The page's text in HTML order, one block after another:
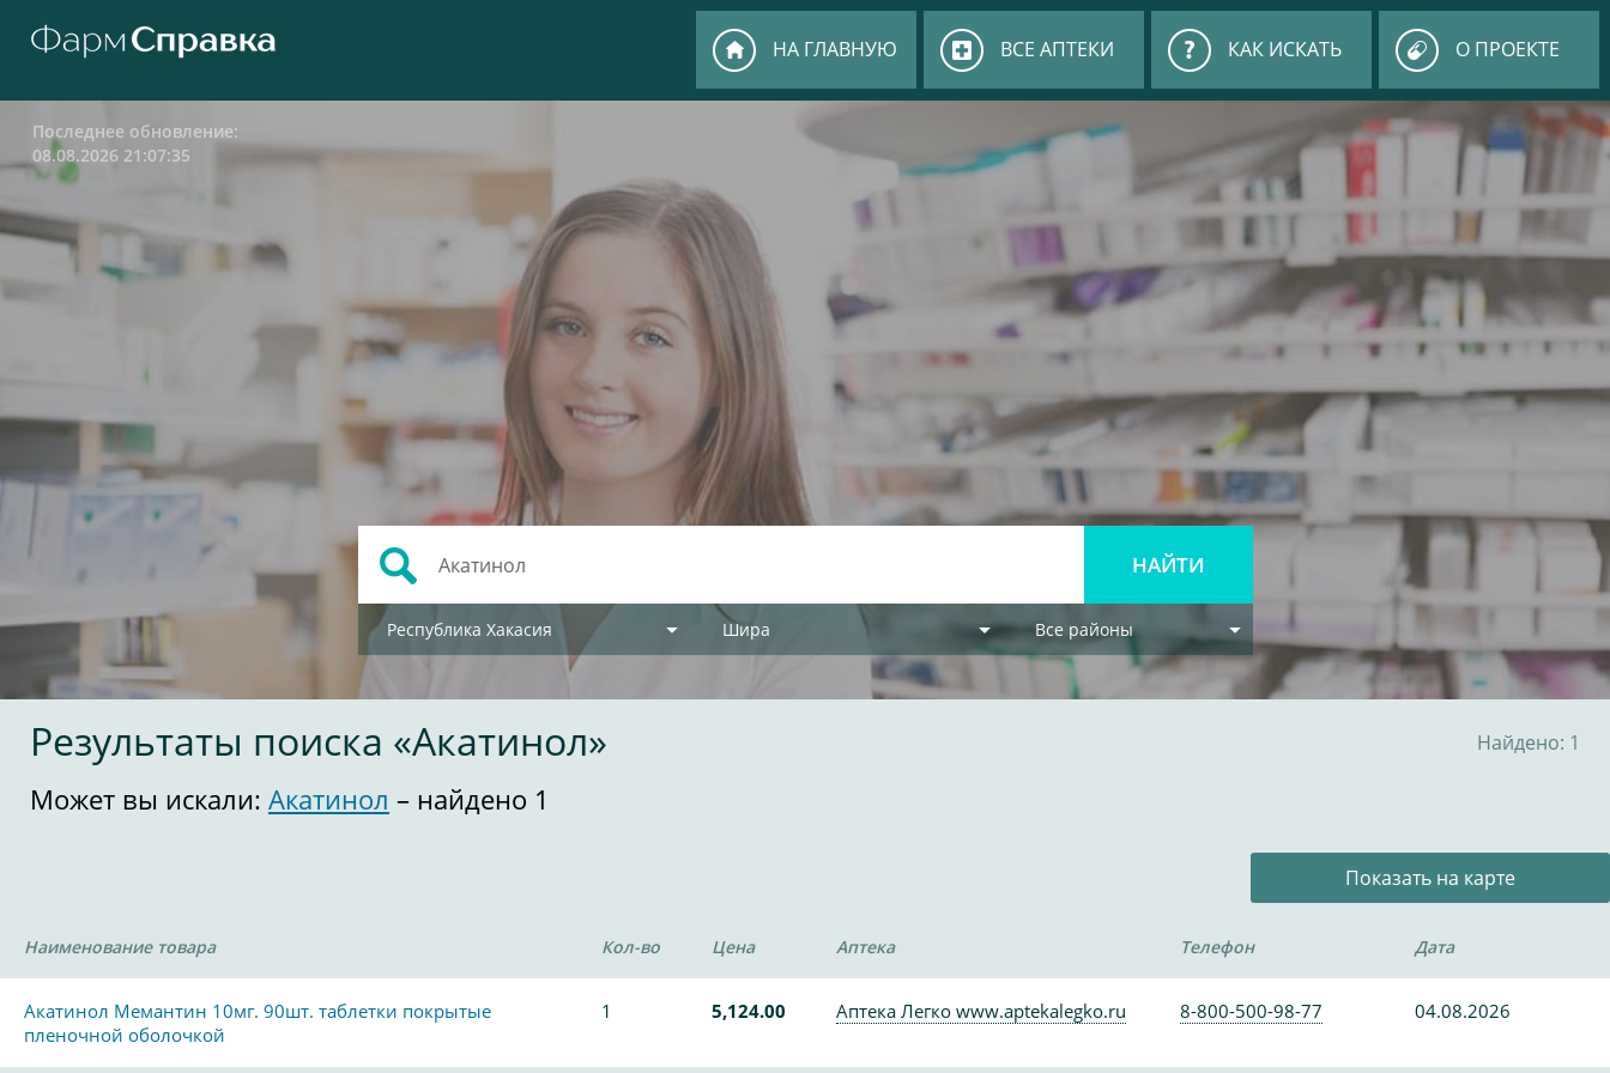
НА ГЛАВНУЮ ВСЕ АПТЕКИ КАК ИСКАТЬ О ПРОЕКТЕ
Последнее обновление:
08.08.2026 21:07:35
Республика Хакасия Шира Все районы
Результаты поиска «Акатинол» Найдено: 1
Может вы искали: Акатинол – найдено 1
Показать на карте
Наименование товара Кол-во Цена Аптека Телефон Дата
Акатинол Мемантин 10мг. 90шт. таблетки покрытые
пленочной оболочкой
1 5,124.00 Аптека Легко www.aptekalegko.ru 8-800-500-98-77 04.08.2026